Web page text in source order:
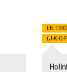
EN
(J-K-O-